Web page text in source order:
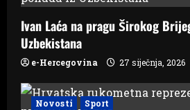
Ivan Laća na pragu Širokog
Uzbekistana
e-Hercegovina 27 siječnja, 2026
Novosti Sport